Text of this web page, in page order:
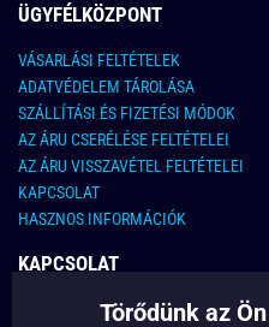
ÜGYFÉLKÖZPONT
VÁSARLÁSI FELTÉTELEK
ADATVÉDELEM TÁROLÁSA
SZÁLLÍTÁSI ÉS FIZETÉSI MÓDOK
AZ ÁRU CSERÉLÉSE FELTÉTELEI
AZ ÁRU VISSZAVÉTEL FELTÉTELEI
KAPCSOLAT
HASZNOS INFORMÁCIÓK
KAPCSOLAT
E-MAIL CÍM:
Törődünk az